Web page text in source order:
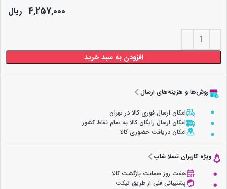
4,257,000 ریال
افزودن به سبد خرید
روش‌ها و هزینه‌های ارسال
امکان ارسال فوری کالا در تهران
امکان ارسال رایگان کالا به تمام نقاط کشور
امکان دریافت حضوری کالا
ویژه کاربران تسلا شاپ
هفت روز ضمانت بازگشت کالا
پشتیبانی فنی از طریق تیکت